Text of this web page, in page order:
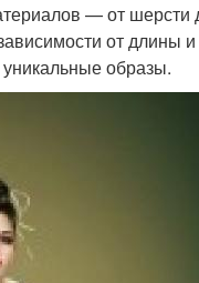
— от шерсти
от длины
образы.